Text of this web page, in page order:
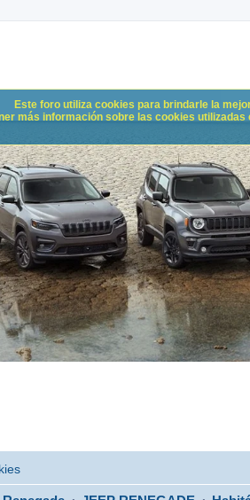
Este foro utiliza cookies para brindarle la
más información sobre las cookies